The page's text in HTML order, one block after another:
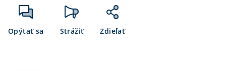
Opýtať sa Strážiť Zdieľať